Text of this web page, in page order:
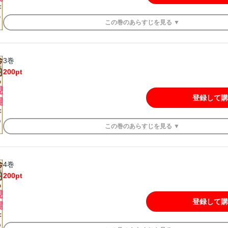
この巻のあらすじを 見る ▼
3巻
200pt
登録して
この巻のあらすじを 見る ▼
4巻
200pt
登録して